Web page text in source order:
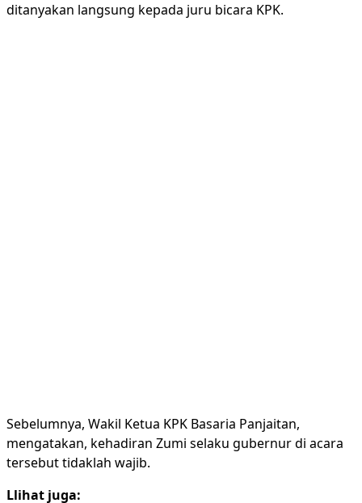
ditanyakan langsung kepada juru bicara KPK.
Sebelumnya, Wakil Ketua KPK Basaria Panjaitan,
mengatakan, kehadiran Zumi selaku gubernur di acara
tersebut tidaklah wajib.
Llihat juga: